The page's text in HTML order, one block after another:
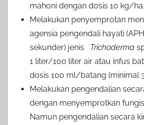
mahoni dengan dosis 10 kg/ha.
Melakukan penyemprotan
agensia pengendali hayati
sekunder) jenis Trichoderma
1 liter/100 liter air atau infus
dosis 100 ml/batang (minimal
Melakukan pengendalian
dengan menyemprotkan
Namun pengendalian secara